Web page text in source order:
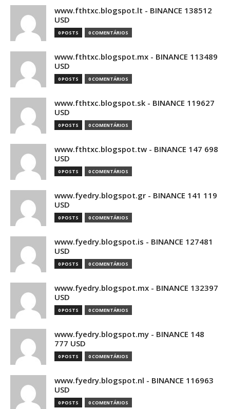
www.fthtxc.blogspot.lt - BINANCE 138512
USD
0 POSTS 0 COMENTÁRIOS
www.fthtxc.blogspot.mx - BINANCE 113489
USD
0 POSTS 0 COMENTÁRIOS
www.fthtxc.blogspot.sk - BINANCE 119627
USD
0 POSTS 0 COMENTÁRIOS
www.fthtxc.blogspot.tw - BINANCE 147 698
USD
0 POSTS 0 COMENTÁRIOS
www.fyedry.blogspot.gr - BINANCE 141 119
USD
0 POSTS 0 COMENTÁRIOS
www.fyedry.blogspot.is - BINANCE 127481
USD
0 POSTS 0 COMENTÁRIOS
www.fyedry.blogspot.mx - BINANCE 132397
USD
0 POSTS 0 COMENTÁRIOS
www.fyedry.blogspot.my - BINANCE 148
777 USD
0 POSTS 0 COMENTÁRIOS
www.fyedry.blogspot.nl - BINANCE 116963
USD
0 POSTS 0 COMENTÁRIOS